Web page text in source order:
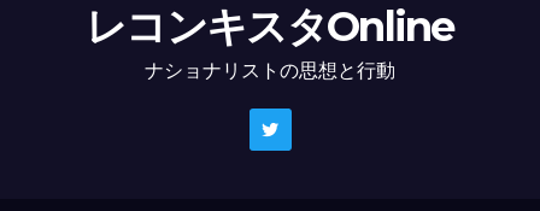
レコンキスタOnline
ナショナリストの思想と行動